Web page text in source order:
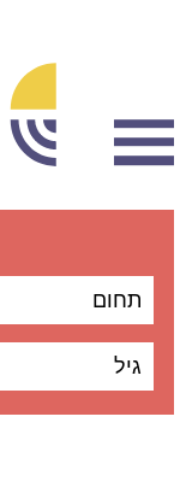
תחום
גיל